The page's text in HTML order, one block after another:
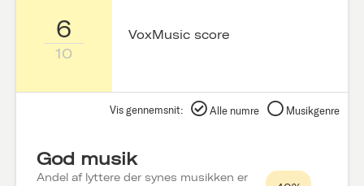
6
10
VoxMusic score
Vis gennemsnit: Alle numre Musikgenre
God musik
Andel af lyttere der synes musikken er